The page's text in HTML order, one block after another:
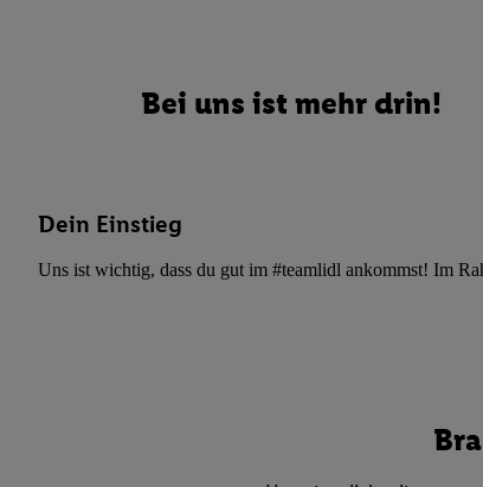
Bei uns ist mehr drin!
Dein Einstieg
Uns ist wichtig, dass du gut im #teamlidl ankommst! Im
Verknüpfung
reduzierter